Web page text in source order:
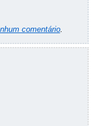
comentário.